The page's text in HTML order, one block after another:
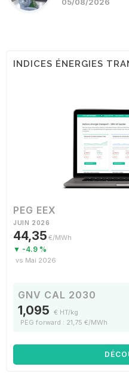
INDICES ÉNERGIES
PEG EEX
JUIN 2026
44,35 €/MWh
▼ -4.9 %
vs Mai 2026
GNV CAL 2030
1,095 € HT/kg
PEG forward : 21,75 €/MWh